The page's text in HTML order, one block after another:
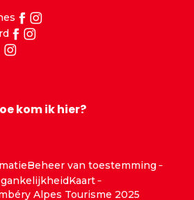
kom ik hier?
Beheer van toestemming
Kaart
Alpes Tourisme 2025